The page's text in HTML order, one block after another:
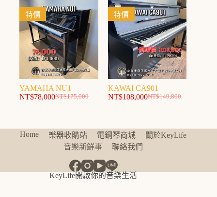
特價
YAMAHA NU1
NT$175,000
NT$78,000
特價
KAWAI CA901
NT$149,800
NT$108,000
Home 樂器收購站 電鋼琴商城
關於KeyLife
音樂新鮮事
聯絡我們
KeyLife開啟你的音樂生活